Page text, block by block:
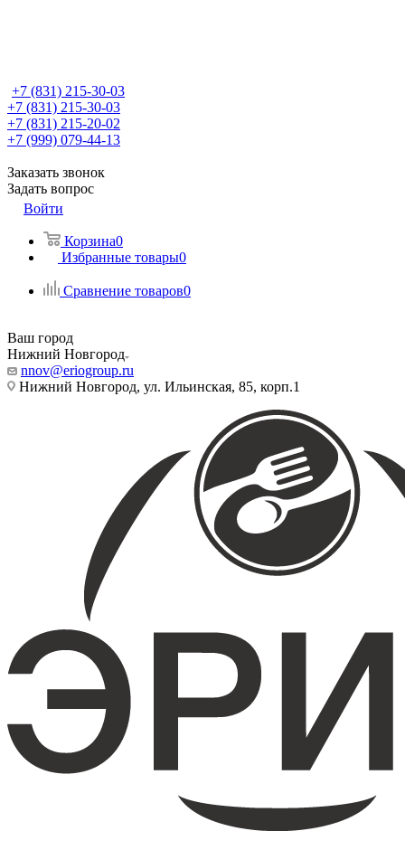
+7 (831) 215-30-03
+7 (831) 215-30-03
+7 (831) 215-20-02
+7 (999) 079-44-13
Заказать звонок
Задать вопрос
Войти
Корзина0
Избранные товары0
Сравнение товаров0
Ваш город
Нижний Новгород
nnov@eriogroup.ru
Нижний Новгород, ул. Ильинская, 85, корп.1